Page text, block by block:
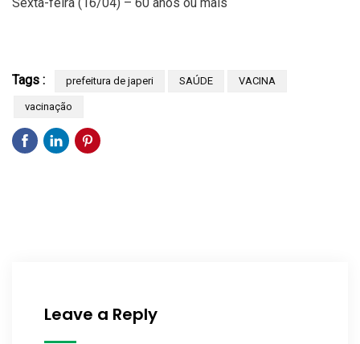
Sexta-feira (16/04) – 60 anos ou mais
Tags : prefeitura de japeri SAÚDE VACINA
vacinação
Leave a Reply